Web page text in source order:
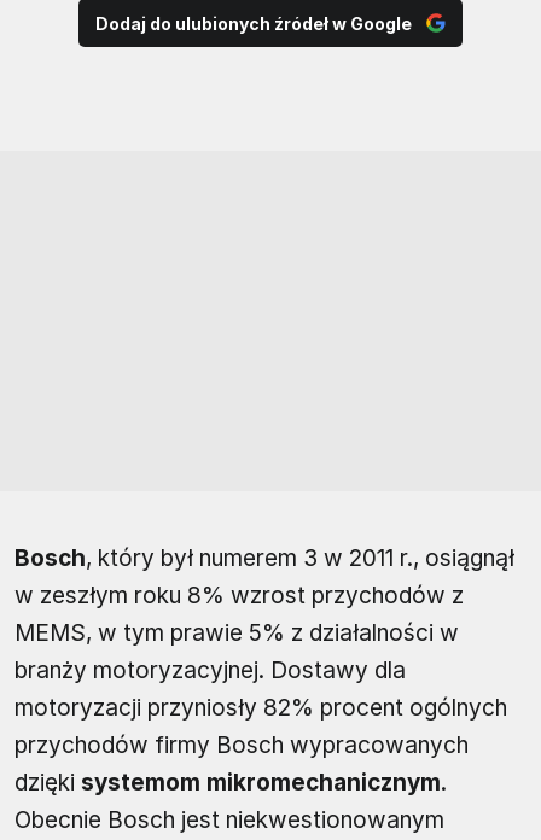
Dodaj do ulubionych źródeł w Google
Bosch, który był numerem 3 w 2011 r., osiągnął
w zeszłym roku 8% wzrost przychodów z
MEMS, w tym prawie 5% z działalności w
branży motoryzacyjnej. Dostawy dla
motoryzacji przyniosły 82% procent ogólnych
przychodów firmy Bosch wypracowanych
dzięki systemom mikromechanicznym.
Obecnie Bosch jest niekwestionowanym